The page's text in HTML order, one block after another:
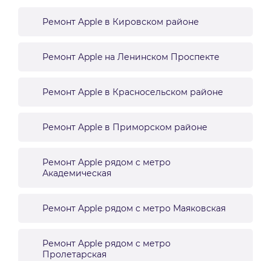
Ремонт Apple в Кировском районе
Ремонт Apple на Ленинском Проспекте
Ремонт Apple в Красносельском районе
Ремонт Apple в Приморском районе
Ремонт Apple рядом с метро
Академическая
Ремонт Apple рядом с метро Маяковская
Ремонт Apple рядом с метро
Пролетарская